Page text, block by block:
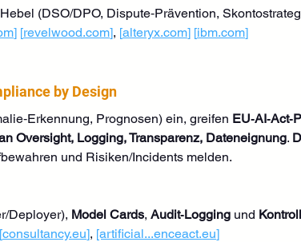
(DSO/DPO, Dispute‑Prävention,
] [revelwood.com], [alteryx.com] [ibm.com]
by Design
Prognosen) ein, greifen
Oversight, Logging, Transparenz, Dateneignung.
und Risiken/Incidents melden.
Deployer), Model Cards, Audit‑Logging und
[consultancy.eu], [artificial...enceact.eu]